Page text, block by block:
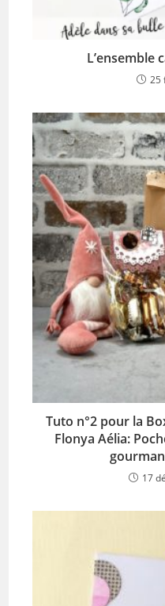
L’ensemble
25
Tuto n°2 pour la
Flonya Aélia:
17